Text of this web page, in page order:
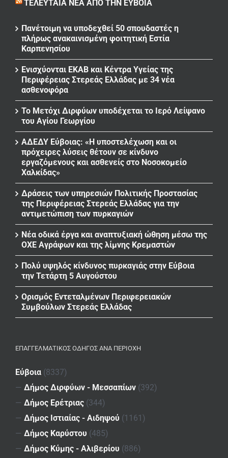
ΤΕΛΕΥΤΑΊΑ ΝΈΑ ΑΠΌ ΤΗΝ ΕΎΒΟΙΑ
Πανέτοιμη να υποδεχθεί 50 σπουδαστές η
πλήρως ανακαινισμένη φοιτητική Εστία
Καρπενησίου
Ενισχύονται ΕΚΑΒ και Κέντρα Υγείας της
Περιφέρειας Στερεάς Ελλάδας με 34 νέα
ασθενοφόρα
Το Μετόχι Διρφύων υποδέχεται το Ιερό Λείψανο
του Αγίου Γεωργίου
ΑΔΕΔΥ Εύβοιας: «Η υποστελέχωση και οι
πρόχειρες λύσεις θέτουν σε κίνδυνο
εργαζόμενους και ασθενείς στο Νοσοκομείο
Χαλκίδας»
Δράσεις των υπηρεσιών Πολιτικής Προστασίας
της Περιφέρειας Στερεάς Ελλάδας για την
αντιμετώπιση των πυρκαγιών
Νέα οδικά έργα και αναπτυξιακή ώθηση μέσω της
ΟΧΕ Αγράφων και της λίμνης Κρεμαστών
Πολύ υψηλός κίνδυνος πυρκαγιάς στην Εύβοια
την Τετάρτη 5 Αυγούστου
Ορισμός Εντεταλμένων Περιφερειακών
Συμβούλων Στερεάς Ελλάδας
ΕΠΑΓΓΕΛΜΑΤΙΚΌΣ ΟΔΗΓΌΣ ΑΝΆ ΠΕΡΙΟΧΉ
Εύβοια (8337)
— Δήμος Διρφύων - Μεσσαπίων (392)
— Δήμος Ερέτριας (344)
— Δήμος Ιστιαίας - Αιδηψού (1161)
— Δήμος Καρύστου (485)
— Δήμος Κύμης - Αλιβερίου (886)